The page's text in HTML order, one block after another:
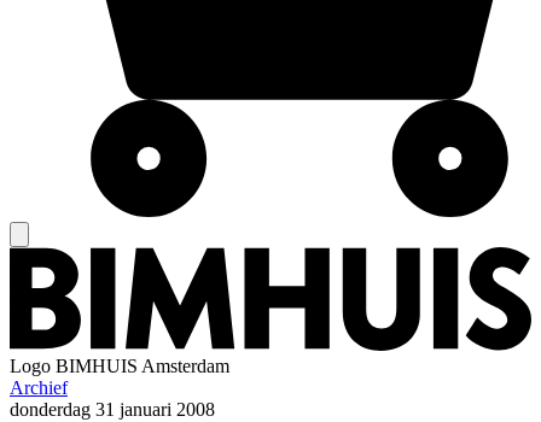
Logo BIMHUIS Amsterdam
Archief
donderdag 31 januari 2008